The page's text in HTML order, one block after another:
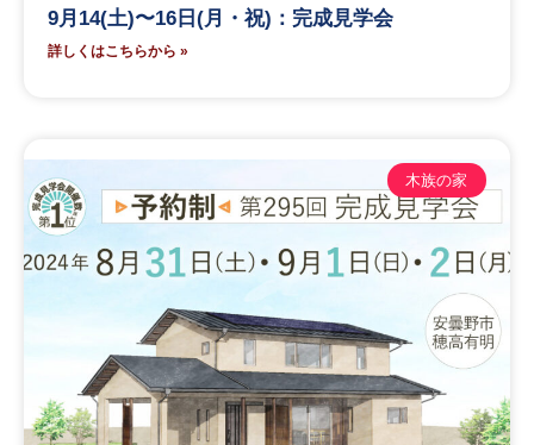
9月14(土)〜16日(月・祝)：完成見学会
詳しくはこちらから »
木族の家